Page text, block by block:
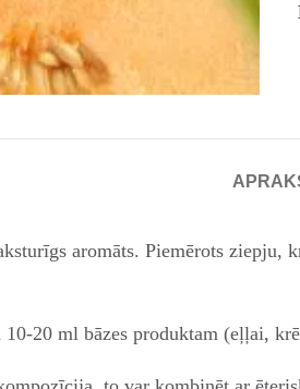
aromāts. Piemērots
20 ml bāzes produktam (eļļai,